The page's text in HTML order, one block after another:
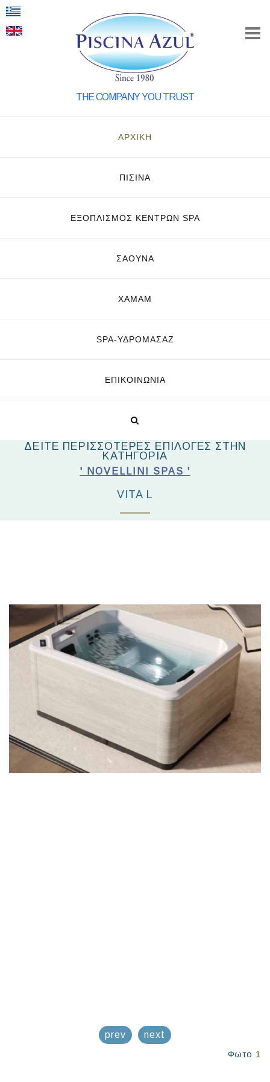
THE COMPANY YOU TRUST
ΑΡΧΙΚΗ
ΠΙΣΙΝΑ
ΕΞΟΠΛΙΣΜΌΣ ΚΈΝΤΡΩΝ SPA
ΣΑΟΥΝΑ
ΧΑΜΑΜ
SPA-ΥΔΡΟΜΑΣΆΖ
ΕΠΙΚΟΙΝΩΝΊΑ
ΔΕΙΤΕ ΠΕΡΙΣΣΟΤΕΡΕΣ ΕΠΙΛΟΓΕΣ ΣΤΗΝ
ΚΑΤΗΓΟΡΙΑ
' NOVELLINI SPAS '
VITA L
prev
next
Φωτο 1